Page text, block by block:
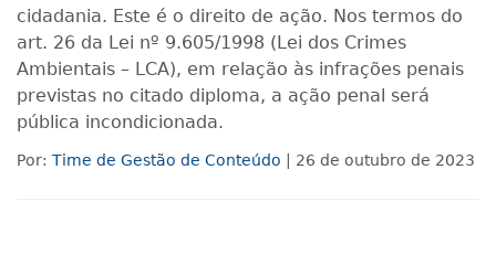
cidadania. Este é o direito de ação. Nos termos do
art. 26 da Lei nº 9.605/1998 (Lei dos Crimes
Ambientais – LCA), em relação às infrações penais
previstas no citado diploma, a ação penal será
pública incondicionada.
Por: Time de Gestão de Conteúdo | 26 de outubro de 2023